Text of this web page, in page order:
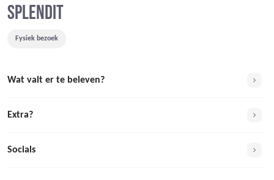
SPLENDIT
Fysiek bezoek
Wat valt er te beleven?
Extra?
Socials